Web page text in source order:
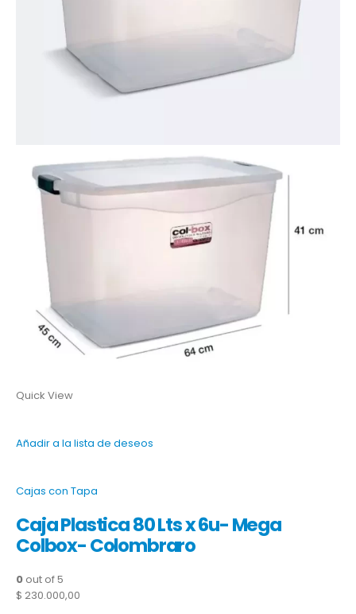
Quick View
Añadir a la lista de deseos
Cajas con Tapa
Caja Plastica 80 Lts x 6u- Mega
Colbox- Colombraro
0 out of 5
$ 230.000,00